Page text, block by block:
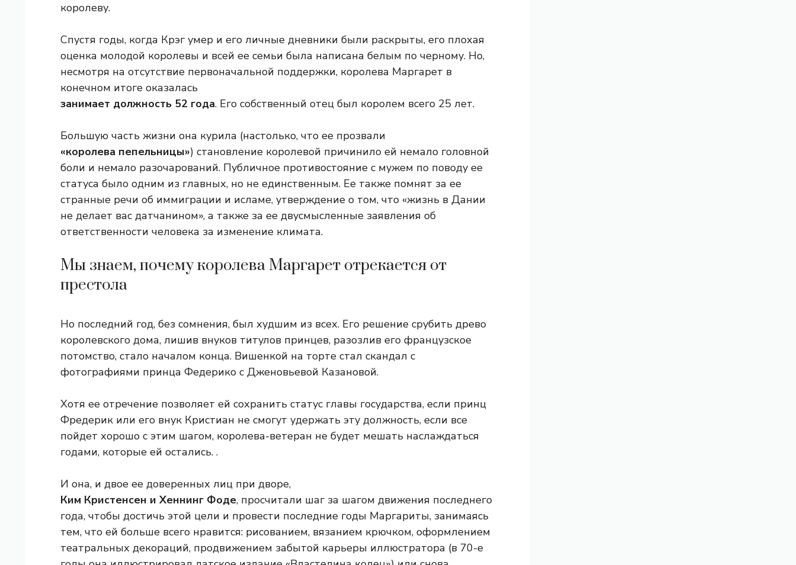
королеву.
Спустя годы, когда Крэг умер и его личные дневники были раскрыты, его плохая
оценка молодой королевы и всей ее семьи была написана белым по черному. Но,
несмотря на отсутствие первоначальной поддержки, королева Маргарет в
конечном итоге оказалась
занимает должность 52 года. Его собственный отец был королем всего 25 лет.
Большую часть жизни она курила (настолько, что ее прозвали
«королева пепельницы») становление королевой причинило ей немало головной
боли и немало разочарований. Публичное противостояние с мужем по поводу ее
статуса было одним из главных, но не единственным. Ее также помнят за ее
странные речи об иммиграции и исламе, утверждение о том, что «жизнь в Дании
не делает вас датчанином», а также за ее двусмысленные заявления об
ответственности человека за изменение климата.
Мы знаем, почему королева Маргарет отрекается от
престола
Но последний год, без сомнения, был худшим из всех. Его решение срубить древо
королевского дома, лишив внуков титулов принцев, разозлив его французское
потомство, стало началом конца. Вишенкой на торте стал скандал с
фотографиями принца Федерико с Дженовьевой Казановой.
Хотя ее отречение позволяет ей сохранить статус главы государства, если принц
Фредерик или его внук Кристиан не смогут удержать эту должность, если все
пойдет хорошо с этим шагом, королева-ветеран не будет мешать наслаждаться
годами, которые ей остались. .
И она, и двое ее доверенных лиц при дворе,
Ким Кристенсен и Хеннинг Фоде, просчитали шаг за шагом движения последнего
года, чтобы достичь этой цели и провести последние годы Маргариты, занимаясь
тем, что ей больше всего нравится: рисованием, вязанием крючком, оформлением
театральных декораций, продвижением забытой карьеры иллюстратора (в 70-е